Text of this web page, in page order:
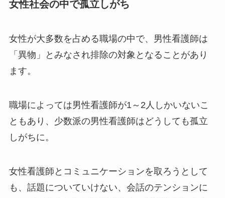
女性社会の中で孤立しがち
女性が大多数を占める職場の中で、男性看護師は
「異物」とみなされ排除の対象となることがあり
ます。
職場によっては男性看護師が1～2人しかいないこ
ともあり、少数派の男性看護師はどうしても孤立
しがちに。
女性看護師とコミュニケーションを取ろうとして
も、話題についていけない、会話のテンションに